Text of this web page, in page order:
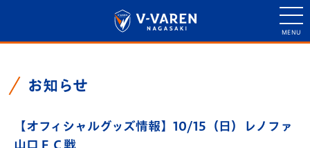
お知らせ
【オフィシャルグッズ情報】10/15（日）レノファ
山口ＦＣ戦